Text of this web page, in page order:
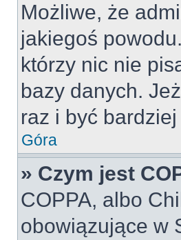
Możliwe, że
jakiegoś
którzy nic nie
bazy danych.
raz i być
Góra
» Czym jest
COPPA, albo
obowiązujące w